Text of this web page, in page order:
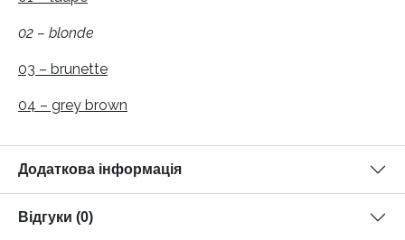
02 – blonde
03 – brunette
04 – grey brown
Додаткова інформація
Відгуки (0)